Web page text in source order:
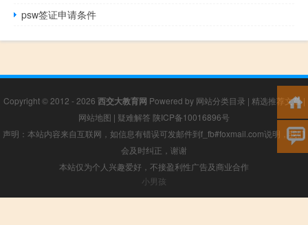
psw签证申请条件
Copyright © 2012 - 2026 西交大教育网 Powered by 网站分类目录 | 精选推荐文章|
网站地图 | 疑难解答 陕ICP备10016896号
声明：本站内容来自互联网，如信息有错误可发邮件到f_fb#foxmail.com说明，我们
会及时纠正，谢谢
本站仅为个人兴趣爱好，不接盈利性广告及商业合作
小男孩